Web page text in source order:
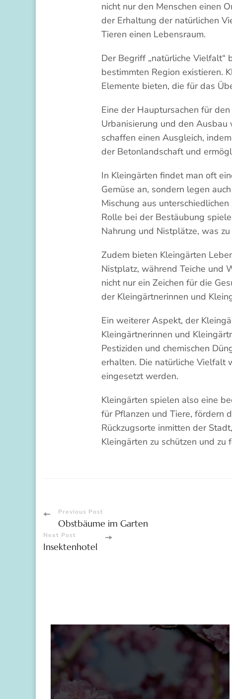
nicht nur den Menschen einen
der Erhaltung der natürlichen
Tieren einen Lebensraum.
Der Begriff „natürliche Vielfalt“
bestimmten Region existieren.
Elemente bieten, die für das
Eine der Hauptursachen für
Urbanisierung und den Ausbau
schaffen einen Ausgleich,
der Betonlandschaft und
In Kleingärten findet man oft
Gemüse an, sondern legen
Mischung aus
Rolle bei der Bestäubung
Nahrung und Nistplätze, was
Zudem bieten Kleingärten
Nistplatz, während Teiche und
nicht nur ein Zeichen für die
der Kleingärtnerinnen und
Ein weiterer Aspekt, der
Kleingärtnerinnen und
Pestiziden und chemischen
erhalten. Die natürliche Vielfalt
eingesetzt werden.
Kleingärten spielen also eine
für Pflanzen und Tiere, fördern
Rückzugsorte inmitten der
Kleingärten zu schützen und
Post
Navigation
Previous Post
Obstbäume im Garten
Next Post
Insektenhotel